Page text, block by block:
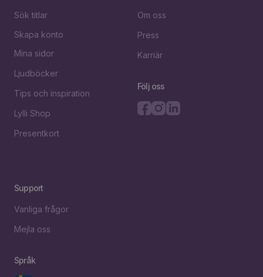
Sök titlar
Skapa konto
Mina sidor
Ljudböcker
Tips och inspiration
Lylli Shop
Presentkort
Om oss
Press
Karriär
Följ oss
Support
Vanliga frågor
Mejla oss
Språk